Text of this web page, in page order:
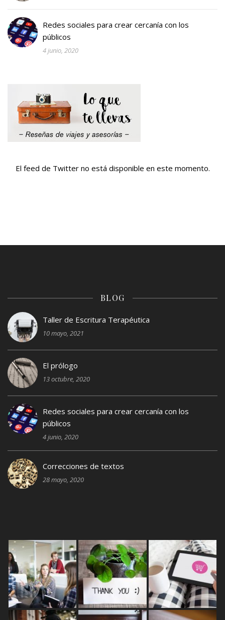
Redes sociales para crear cercanía con los
públicos
4 junio, 2020
El feed de Twitter no está disponible en este momento.
BLOG
Taller de Escritura Terapéutica
10 mayo, 2021
El prólogo
13 octubre, 2020
Redes sociales para crear cercanía con los
públicos
4 junio, 2020
Correcciones de textos
28 mayo, 2020